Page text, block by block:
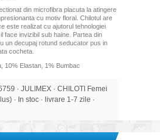
din microfibra placuta la atingere
cu motiv floral. Chilotul are
este realizat cu ajutorul tehnologiei
face invizibil sub haine. Partea din
un decupaj rotund seducator pus in
cocheta.
10% Elastan, 1% Bumbac
· JULIMEX · CHILOTI Femei
· In stoc · livrare 1-7 zile ·